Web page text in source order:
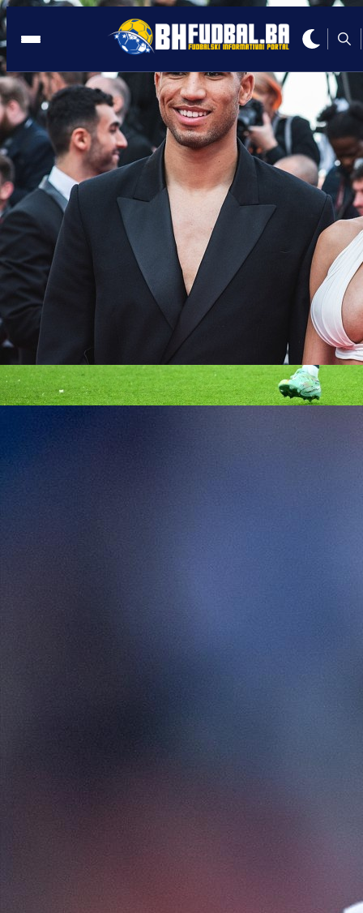
POGLEDAJTE
04:20, 14.12.2020
NOVA TEŠKA POVREDA: Neymarov
odjekivao je stadionom
Autor:
E. Ganibegović
04:20, 14.12.2020